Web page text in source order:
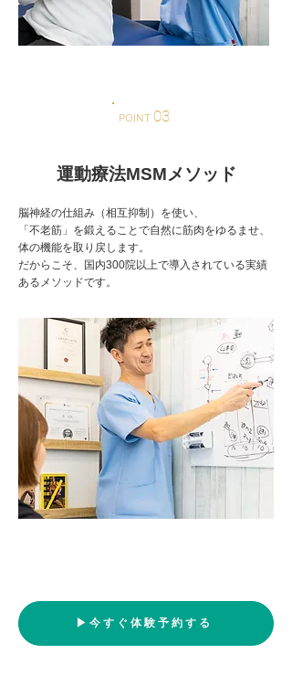
03
POINT
運動療法MSMメソッド
脳神経の仕組み（相互抑制）を使い、
「不老筋」を鍛えることで自然に筋肉をゆるませ、
体の機能を取り戻します。
だからこそ、国内300院以上で導入されている実績
あるメソッドです。
▶︎今すぐ体験予約する